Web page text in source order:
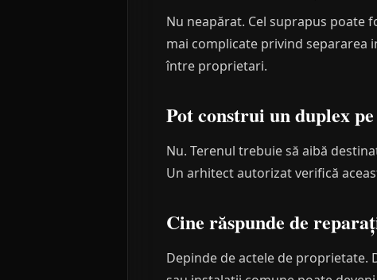
Nu neapărat. Cel suprapus poate
mai complicate privind separarea
între proprietari.
Pot construi un duplex
Nu. Terenul trebuie să aibă
Un arhitect autorizat verifică
Cine răspunde de
Depinde de actele de proprietate.